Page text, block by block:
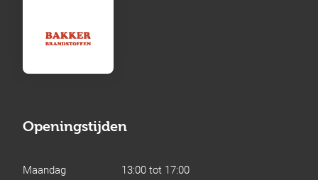
Openingstijden
Maandag
13:00 tot 17:00